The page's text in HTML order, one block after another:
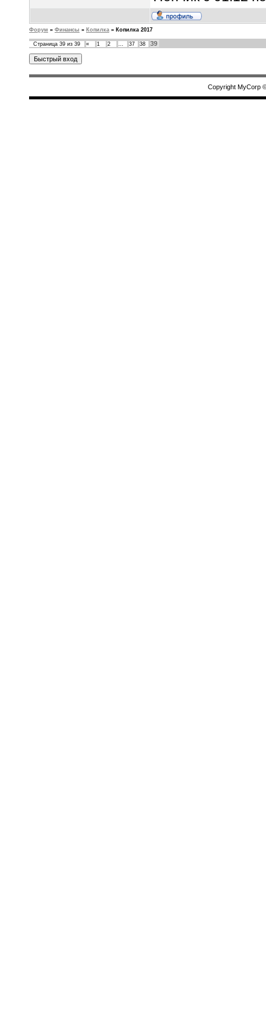
Форум » Финансы » Копилка » Копилка 2017
Страница 39 из 39 « 1 2 … 37 38 39
Copyright MyCorp